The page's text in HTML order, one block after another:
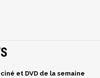
et DVD de la semaine